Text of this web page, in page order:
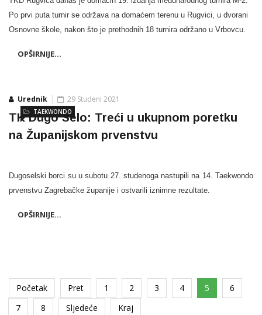
Po prvi puta turnir se održava na domaćem terenu u Rugvici, u dvorani
Osnovne škole, nakon što je prethodnih 18 turnira održano u Vrbovcu.
OPŠIRNIJE...
Urednik
TAEKWONDO
29 Studeni 2021
TK Dugo Selo: Treći u ukupnom poretku
na Županijskom prvenstvu
Dugoselski borci su u subotu 27. studenoga nastupili na 14. Taekwondo
prvenstvu Zagrebačke županije i ostvarili iznimne rezultate.
OPŠIRNIJE...
Početak Pret 1 2 3 4 5
6
7
8 Sljedeće Kraj